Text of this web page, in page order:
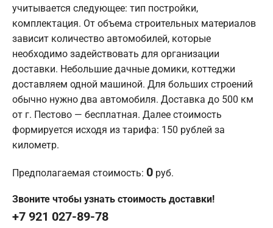
учитывается следующее: тип постройки,
комплектация. От объема строительных материалов
зависит количество автомобилей, которые
необходимо задействовать для организации
доставки. Небольшие дачные домики, коттеджи
доставляем одной машиной. Для больших строений
обычно нужно два автомобиля. Доставка до 500 км
от г. Пестово — бесплатная. Далее стоимость
формируется исходя из тарифа: 150 рублей за
километр.
Предполагаемая стоимость: 0 руб.
Звоните чтобы узнать стоимость доставки!
+7 921 027-89-78